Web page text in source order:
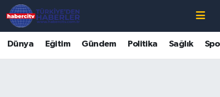
Dünya Eğitim Gündem Politika Sağlık